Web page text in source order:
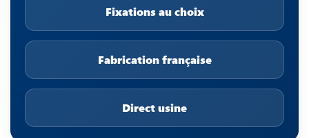
Fixations au choix
Fabrication française
Direct usine